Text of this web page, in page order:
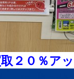
２０％アッ